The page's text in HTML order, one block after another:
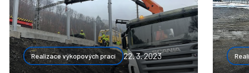
Realizace výkopových prací 22. 3. 2023